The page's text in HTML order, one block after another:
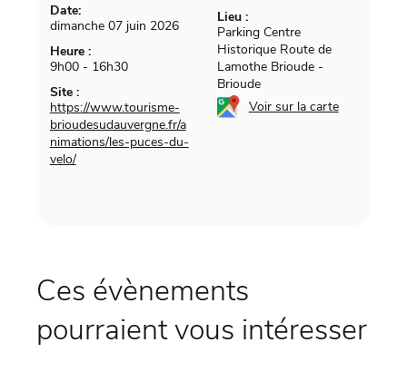
Date:
dimanche 07 juin 2026
Heure :
9h00 - 16h30
Site :
https://www.tourisme-
brioudesudauvergne.fr/a
nimations/les-puces-du-
velo/
Lieu :
Parking Centre
Historique Route de
Lamothe Brioude -
Brioude
Voir sur la carte
Ces évènements
pourraient vous intéresser